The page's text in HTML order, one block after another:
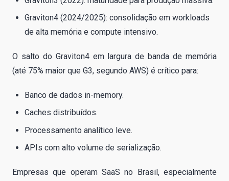
Graviton4 (2024/2025): consolidação em workloads
de alta memória e compute intensivo.
O salto do Graviton4 em largura de banda de memória
(até 75% maior que G3, segundo AWS) é crítico para:
Banco de dados in-memory.
Caches distribuídos.
Processamento analítico leve.
APIs com alto volume de serialização.
Empresas que operam SaaS no Brasil, especialmente